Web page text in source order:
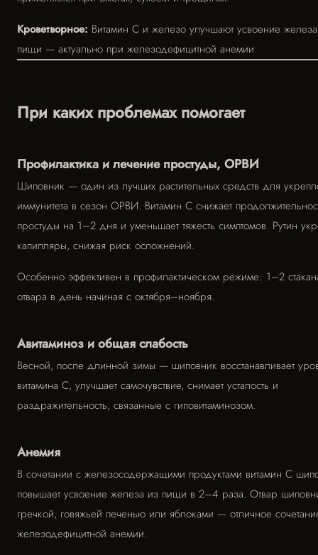
Кроветворное: Витамин C и железо улучшают усвоение
пищи — актуально при железодефицитной анемии.
При каких проблемах помогает
Профилактика и лечение простуды, ОРВИ
Шиповник — один из лучших растительных средств для
иммунитета в сезон ОРВИ. Витамин C снижает
простуды на 1–2 дня и уменьшает тяжесть симптомов. Рутин
капилляры, снижая риск осложнений.
Особенно эффективен в профилактическом режиме: 1–2
отвара в день начиная с октября–ноября.
Авитаминоз и общая слабость
Весной, после длинной зимы — шиповник восстанавливает
витамина C, улучшает самочувствие, снимает усталость и
раздражительность, связанные с гиповитаминозом.
Анемия
В сочетании с железосодержащими продуктами витамин C
повышает усвоение железа из пищи в 2–4 раза. Отвар
гречкой, говяжьей печенью или яблоками — отличное
железодефицитной анемии.